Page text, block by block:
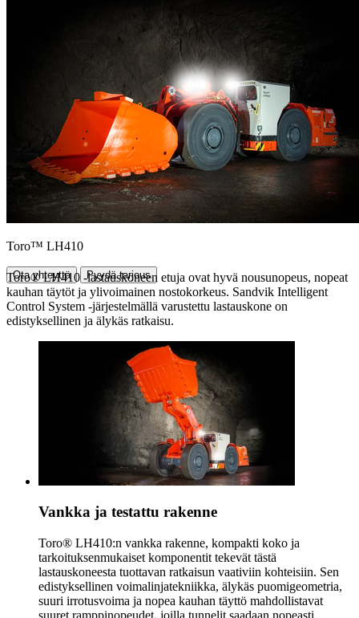
Toro™ LH410
Ota yhteyttä Pyydä tarjous
Toro® LH410 ‑lastauskoneen etuja ovat hyvä nousunopeus, nopeat
kauhan täytöt ja ylivoimainen nostokorkeus. Sandvik Intelligent
Control System -järjestelmällä varustettu lastauskone on
edistyksellinen ja älykäs ratkaisu.
Vankka ja testattu rakenne
Toro® LH410:n vankka rakenne, kompakti koko ja
tarkoituksenmukaiset komponentit tekevät tästä
lastauskoneesta tuottavan ratkaisun vaativiin kohteisiin. Sen
edistyksellinen voimalinjatekniikka, älykäs puomigeometria,
suuri irrotusvoima ja nopea kauhan täyttö mahdollistavat
suuret ramppinopeudet, joilla tunnelit saadaan nopeasti